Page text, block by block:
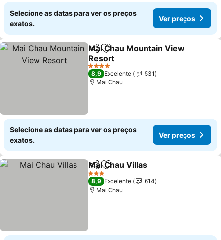
Selecione as datas para ver os preços
exatos.
Ver preços
PartilharAdicionar aos favoritos
Mai Chau Mountain View
Resort
4 Estrelas
8,9 Excelente
531
Mai Chau
Selecione as datas para ver os preços
exatos.
Ver preços
PartilharAdicionar aos favoritos
Mai Chau Villas
3 Estrelas
8,9 Excelente
614
Mai Chau